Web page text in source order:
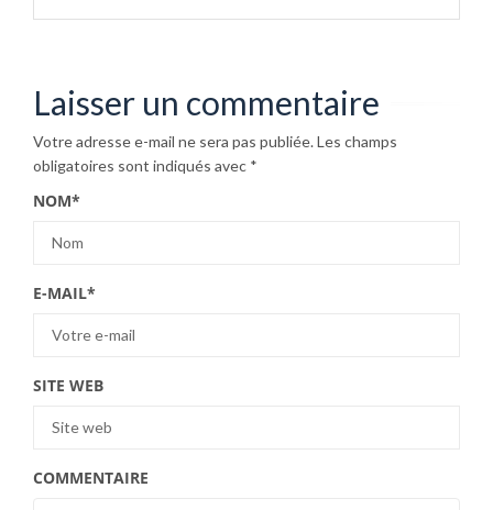
Laisser un commentaire
Votre adresse e-mail ne sera pas publiée.Les champs
obligatoires sont indiqués avec *
NOM*
E-MAIL*
SITE WEB
COMMENTAIRE